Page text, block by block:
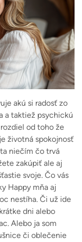
akú si radosť zo
a taktiež psychickú
od toho že
životná spokojnosť
niečím čo trvá
zakúpiť ale aj
svoje. Čo vás
Happy mňa aj
nestíha. Či už ide
dni alebo
Alebo ja som
či oblečenie